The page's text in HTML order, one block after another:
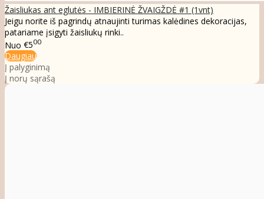
Žaisliukas ant eglutės - IMBIERINĖ ŽVAIGŽDĖ #1 (1vnt)
Jeigu norite iš pagrindų atnaujinti turimas kalėdines dekoracijas,
patariame įsigyti žaisliukų rinki..
Nuo €500
Daugiau
Į palyginimą
Į norų sąrašą